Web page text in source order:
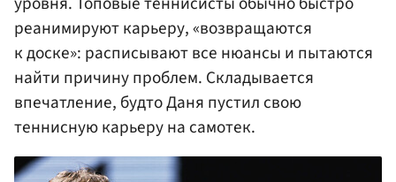
реанимируют карьеру, «возвращаются
к доске»: расписывают все нюансы и пытаются
найти причину проблем. Складывается
впечатление, будто Даня пустил свою
теннисную карьеру на самотек.